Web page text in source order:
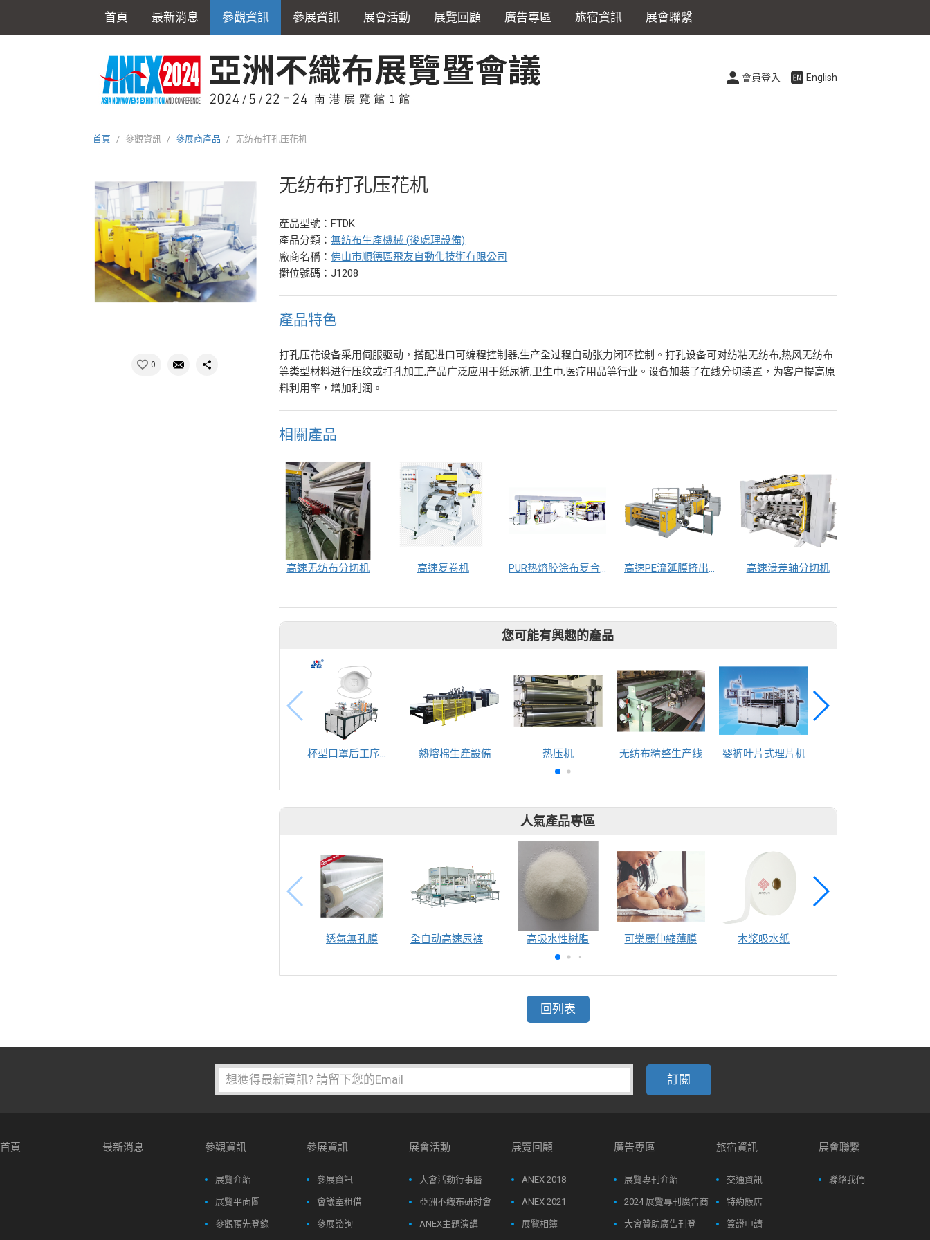
首頁 最新消息 參觀資訊 參展資訊 展會活動 展覽回顧 廣告專區 旅宿資訊 展會聯繫
會員登入 English
首頁 / 參觀資訊 / 參展商產品 / 无纺布打孔压花机
0
无纺布打孔压花机
產品型號：FTDK
產品分類：無紡布生產機械 (後處理設備)
廠商名稱：佛山市順德區飛友自動化技術有限公司
攤位號碼：J1208
產品特色
打孔压花设备采用伺服驱动，搭配进口可编程控制器,生产全过程自动张力闭环控制。打孔设备可对纺粘无纺布,热风无纺布
等类型材料进行压纹或打孔加工,产品广泛应用于纸尿裤,卫生巾,医疗用品等行业。设备加装了在线分切装置，为客户提高原
料利用率，增加利润。
相關產品
高速无纺布分切机 高速复卷机 PUR热熔胶涂布复合机 高速PE流延膜挤出生产线 高速滑差轴分切机
您可能有興趣的產品
杯型口罩后工序生产线（耳带平点） 熱熔棉生產設備 热压机 无纺布精整生产线 婴裤叶片式理片机
人氣產品專區
透氣無孔膜 全自动高速尿裤包装机（自动换号） 高吸水性树脂 可樂麗伸縮薄膜 木浆吸水纸
回列表
首頁 最新消息 參觀資訊
展覽介紹
展覽平面圖
參觀預先登錄
參展資訊
參展資訊
會議室租借
參展諮詢
展會活動
大會活動行事曆
亞洲不織布研討會
ANEX主題演講
展覽回顧
ANEX 2018
ANEX 2021
展覽相簿
廣告專區
展覽專刊介紹
2024 展覽專刊廣告商
大會贊助廣告刊登
旅宿資訊
交通資訊
特約飯店
簽證申請
展會聯繫
聯絡我們